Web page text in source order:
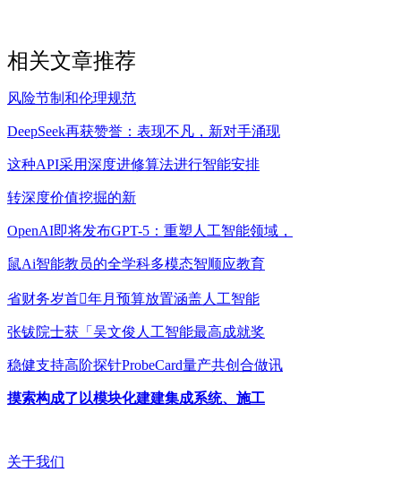
相关文章推荐
风险节制和伦理规范
DeepSeek再获赞誉：表现不凡，新对手涌现
这种API采用深度进修算法进行智能安排
转深度价值挖掘的新
OpenAI即将发布GPT-5：重塑人工智能领域，
鼠Ai智能教员的全学科多模态智顺应教育
省财务岁首年月预算放置涵盖人工智能
张钹院士获「吴文俊人工智能最高成就奖
稳健支持高阶探针ProbeCard量产共创合做讯
摸索构成了以模块化建建集成系统、施工
关于我们